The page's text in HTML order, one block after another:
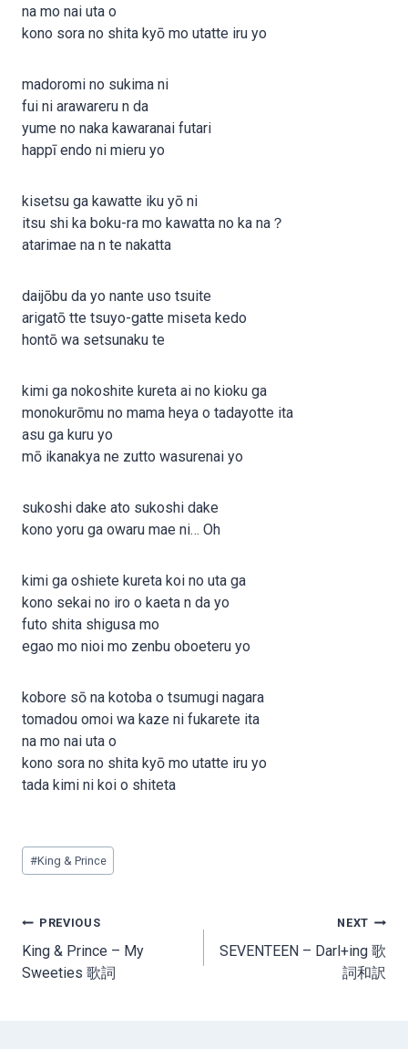
na mo nai uta o
kono sora no shita kyō mo utatte iru yo
madoromi no sukima ni
fui ni arawareru n da
yume no naka kawaranai futari
happī endo ni mieru yo
kisetsu ga kawatte iku yō ni
itsu shi ka boku-ra mo kawatta no ka na？
atarimae na n te nakatta
daijōbu da yo nante uso tsuite
arigatō tte tsuyo-gatte miseta kedo
hontō wa setsunaku te
kimi ga nokoshite kureta ai no kioku ga
monokurōmu no mama heya o tadayotte ita
asu ga kuru yo
mō ikanakya ne zutto wasurenai yo
sukoshi dake ato sukoshi dake
kono yoru ga owaru mae ni… Oh
kimi ga oshiete kureta koi no uta ga
kono sekai no iro o kaeta n da yo
futo shita shigusa mo
egao mo nioi mo zenbu oboeteru yo
kobore sō na kotoba o tsumugi nagara
tomadou omoi wa kaze ni fukarete ita
na mo nai uta o
kono sora no shita kyō mo utatte iru yo
tada kimi ni koi o shiteta
Post
Tags:
#King & Prince
Post
navigation
PREVIOUS
King & Prince – My
Sweeties 歌詞
NEXT
SEVENTEEN – Darl+ing 歌
詞和訳